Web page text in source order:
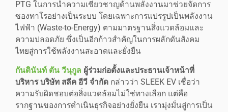
PTG ในการนำความเชี่ยวชาญด้านพลังงานมาช่วยจัดการ
ซองทาโรอย่างเป็นระบบ โดยเฉพาะการแปรรูปเป็นพลังงาน
ไฟฟ้า (Waste-to-Energy) ตามมาตรฐานสิ่งแวดล้อมและ
ความปลอดภัย ซึ่งเป็นอีกก้าวสำคัญในการผลักดันสังคม
ไทยสู่การใช้พลังงานสะอาดและยั่งยืน
กันตินันท์ ตัน วีนุกูล ผู้ร่วมก่อตั้งและประธานเจ้าหน้าที่
บริหาร บริษัท สลีค อีวี จำกัด กล่าวว่า SLEEK EV เชื่อว่า
ความรับผิดชอบต่อสิ่งแวดล้อมไม่ใช่ทางเลือก แต่คือ
รากฐานของการดำเนินธุรกิจอย่างยั่งยืน เรามุ่งมั่นสู่การเป็น